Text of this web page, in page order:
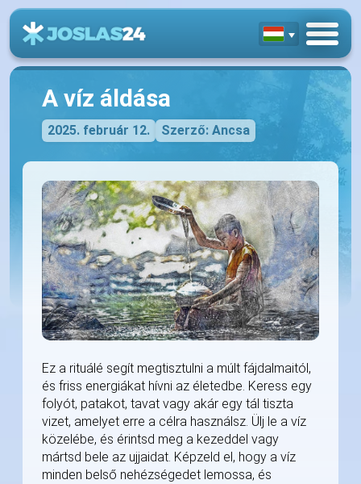
A víz áldása
2025. február 12. Szerző: Ancsa
Ez a rituálé segít megtisztulni a múlt fájdalmaitól,
és friss energiákat hívni az életedbe. Keress egy
folyót, patakot, tavat vagy akár egy tál tiszta
vizet, amelyet erre a célra használsz. Ülj le a víz
közelébe, és érintsd meg a kezeddel vagy
mártsd bele az ujjaidat. Képzeld el, hogy a víz
minden belső nehézségedet lemossa, és